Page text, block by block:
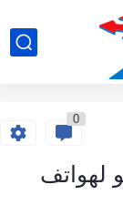
0
لهواتف